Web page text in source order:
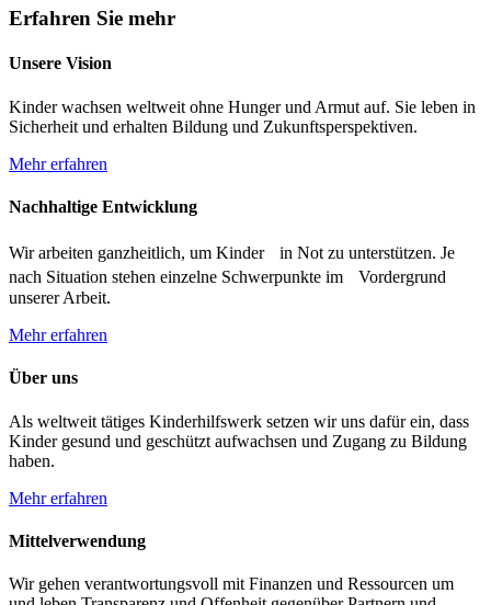
Erfahren Sie mehr
Unsere Vision
Kinder wachsen weltweit ohne Hunger und Armut auf. Sie leben in
Sicherheit und erhalten Bildung und Zukunftsperspektiven.
Mehr erfahren
Nachhaltige Entwicklung
Wir arbeiten ganzheitlich, um Kinder in Not zu unterstützen. Je
nach Situation stehen einzelne Schwerpunkte im Vordergrund
unserer Arbeit.
Mehr erfahren
Über uns
Als weltweit tätiges Kinderhilfswerk setzen wir uns dafür ein, dass
Kinder gesund und geschützt aufwachsen und Zugang zu Bildung
haben.
Mehr erfahren
Mittelverwendung
Wir gehen verantwortungsvoll mit Finanzen und Ressourcen um